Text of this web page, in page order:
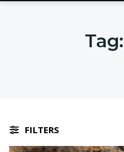
Tag:
FILTERS